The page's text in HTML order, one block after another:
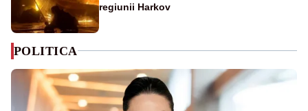
regiunii Harkov
POLITICA